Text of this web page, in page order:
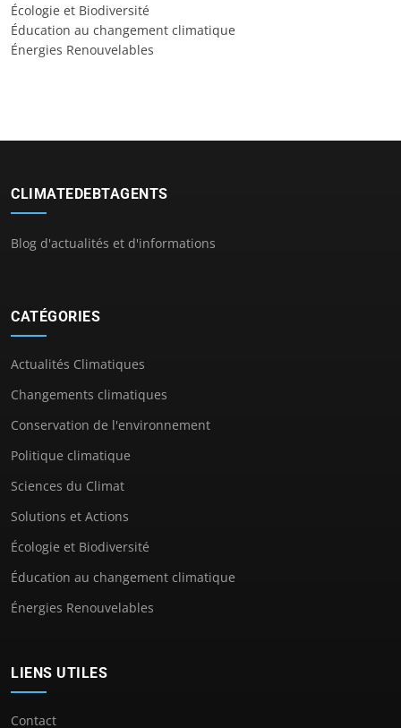
Écologie et Biodiversité
Éducation au changement climatique
Énergies Renouvelables
CLIMATEDEBTAGENTS
Blog d'actualités et d'informations
CATÉGORIES
Actualités Climatiques
Changements climatiques
Conservation de l'environnement
Politique climatique
Sciences du Climat
Solutions et Actions
Écologie et Biodiversité
Éducation au changement climatique
Énergies Renouvelables
LIENS UTILES
Contact